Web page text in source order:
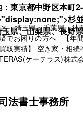
：東京都中野区本町
杉並
玉県、山梨県、長野
・埼玉県・千葉県・神
でお困りの方へ 【年
取実績】 空き家・相
ケーテラス)株式
法書士事務所